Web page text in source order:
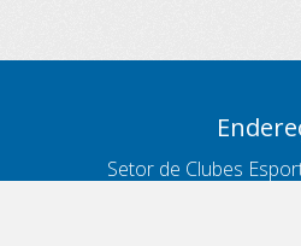
Setor de Clubes